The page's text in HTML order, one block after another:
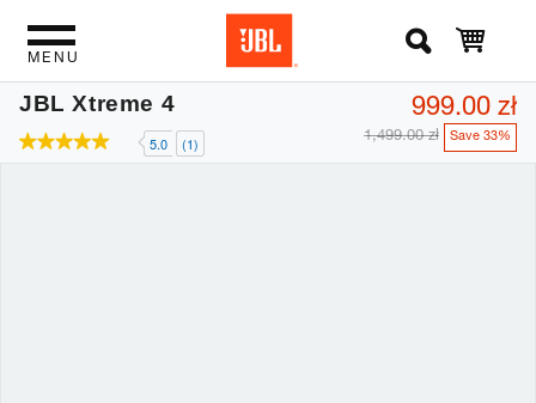
MENU
JBL Xtreme 4
5.0 (1)
999.00 zł
1,499.00 zł Save 33%